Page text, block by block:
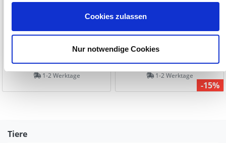
Cookies zulassen
Nur notwendige Cookies
1-2 Werktage
159,95 €
1-2 Werktage
-15%
Tiere